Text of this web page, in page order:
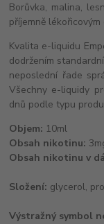
Borůvka, malina,
příjemně lékořicovým
Kvalita e-liquidu
dodržením
neposlední řade
Všechny e-liquidy
dnů podle typu
Objem: 10ml
Obsah nikotinu:
Obsah nikotinu v
Složení: glycerol,
Výstražný symbol